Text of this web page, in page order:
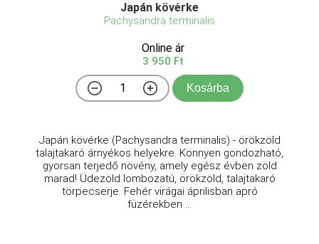
Japán kövérke
Pachysandra terminalis
Online ár
3 950 Ft
Kosárba
Japán kövérke (Pachysandra terminalis) - örökzöld
talajtakaró árnyékos helyekre. Könnyen gondozható,
gyorsan terjedő növény, amely egész évben zöld
marad! Üdezöld lombozatú, örökzöld, talajtakaró
törpecserje. Fehér virágai áprilisban apró
füzérekben ...